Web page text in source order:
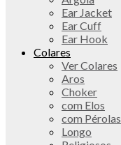
Ear Jacket
Ear Cuff
Ear Hook
Colares
Ver Colares
Aros
Choker
com Elos
com Pérolas
Longo